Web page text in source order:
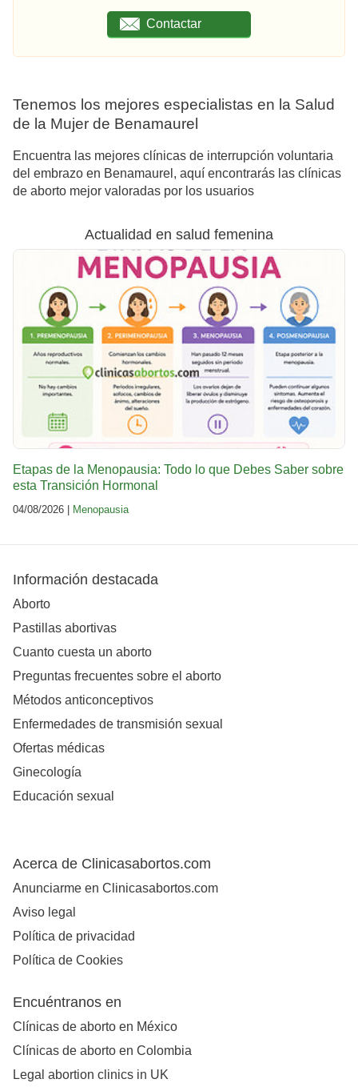
Contactar
Tenemos los mejores especialistas en la Salud
de la Mujer de Benamaurel
Encuentra las mejores clínicas de interrupción voluntaria
del embrazo en Benamaurel, aquí encontrarás las clínicas
de aborto mejor valoradas por los usuarios
Actualidad en salud femenina
Etapas de la Menopausia: Todo lo que Debes Saber sobre
esta Transición Hormonal
04/08/2026 | Menopausia
Información destacada
Aborto
Pastillas abortivas
Cuanto cuesta un aborto
Preguntas frecuentes sobre el aborto
Métodos anticonceptivos
Enfermedades de transmisión sexual
Ofertas médicas
Ginecología
Educación sexual
Acerca de Clinicasabortos.com
Anunciarme en Clinicasabortos.com
Aviso legal
Política de privacidad
Política de Cookies
Encuéntranos en
Clínicas de aborto en México
Clínicas de aborto en Colombia
Legal abortion clinics in UK